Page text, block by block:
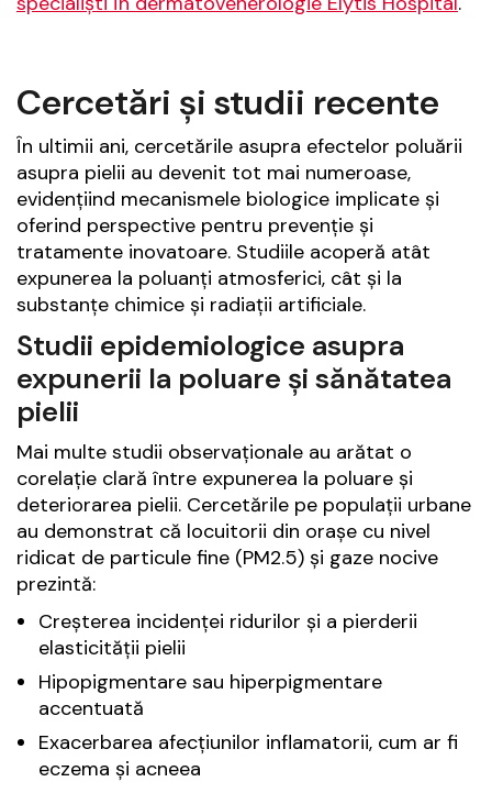
Cercetări și studii recente
În ultimii ani, cercetările asupra efectelor poluării
asupra pielii au devenit tot mai numeroase,
evidențiind mecanismele biologice implicate și
oferind perspective pentru prevenție și
tratamente inovatoare. Studiile acoperă atât
expunerea la poluanți atmosferici, cât și la
substanțe chimice și radiații artificiale.
Studii epidemiologice asupra
expunerii la poluare și sănătatea
pielii
Mai multe studii observaționale au arătat o
corelație clară între expunerea la poluare și
deteriorarea pielii. Cercetările pe populații urbane
au demonstrat că locuitorii din orașe cu nivel
ridicat de particule fine (PM2.5) și gaze nocive
prezintă:
Creșterea incidenței ridurilor și a pierderii
elasticității pielii
Hipopigmentare sau hiperpigmentare
accentuată
Exacerbarea afecțiunilor inflamatorii, cum ar fi
eczema și acneea